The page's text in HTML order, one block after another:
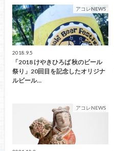
アコレNEWS
2018.9.5
「2018 けやきひろば 秋のビール
祭り」20回目を記念したオリジナ
ルビール…
アコレNEWS